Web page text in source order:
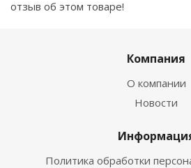
отзыв об этом товаре!
Компания
О компании
Новости
Политика обработки